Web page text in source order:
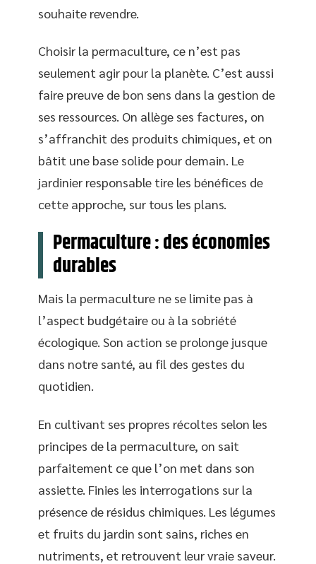
souhaite revendre.
Choisir la permaculture, ce n’est pas
seulement agir pour la planète. C’est aussi
faire preuve de bon sens dans la gestion de
ses ressources. On allège ses factures, on
s’affranchit des produits chimiques, et on
bâtit une base solide pour demain. Le
jardinier responsable tire les bénéfices de
cette approche, sur tous les plans.
Permaculture : des économies
durables
Mais la permaculture ne se limite pas à
l’aspect budgétaire ou à la sobriété
écologique. Son action se prolonge jusque
dans notre santé, au fil des gestes du
quotidien.
En cultivant ses propres récoltes selon les
principes de la permaculture, on sait
parfaitement ce que l’on met dans son
assiette. Finies les interrogations sur la
présence de résidus chimiques. Les légumes
et fruits du jardin sont sains, riches en
nutriments, et retrouvent leur vraie saveur.